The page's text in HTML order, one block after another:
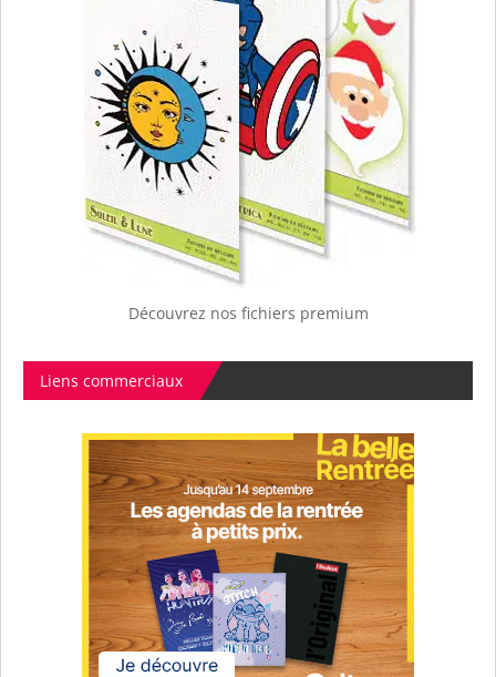
Découvrez nos fichiers premium
Liens commerciaux